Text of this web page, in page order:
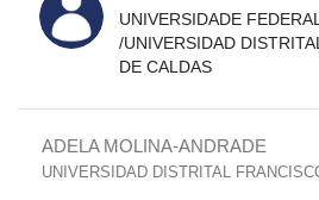
UNIVERSIDADE
/UNIVERSIDAD
DE CALDAS
ADELA MOLINA-ANDRADE
UNIVERSIDAD DISTRITAL